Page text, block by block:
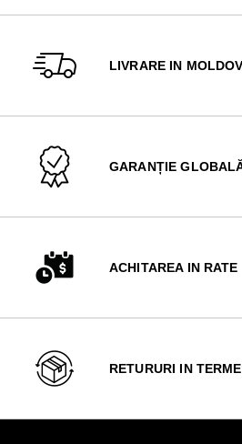
LIVRARE IN
GARANȚIE
ACHITAREA IN RATE
RETURURI IN